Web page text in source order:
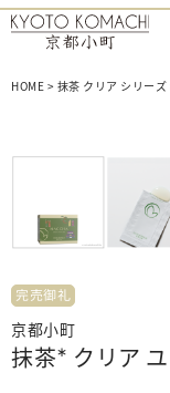
京
HOME > 抹茶 クリア シリーズ
完売御礼
京都小町
抹茶∗ クリア
本を肌で感じてほし